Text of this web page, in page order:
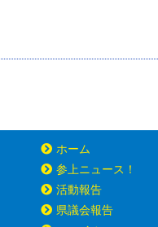
ホーム
参上ニュース！
活動報告
県議会報告